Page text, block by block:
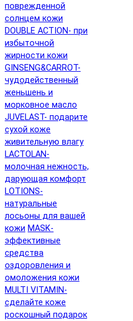
поврежденной
солнцем кожи
DOUBLE ACTION- при
избыточной
жирности кожи
GINSENG&CARROT-
чудодейственный
женьшень и
морковное масло
JUVELAST- подарите
сухой коже
живительную влагу
LACTOLAN-
молочная нежность,
дарующая комфорт
LOTIONS-
натуральные
лосьоны для вашей
кожи MASK-
эффективные
средства
оздоровления и
омоложения кожи
MULTI VITAMIN-
сделайте коже
роскошный подарок